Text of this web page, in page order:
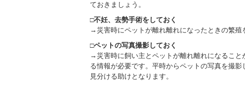
ておきましょう。
□不妊、去勢手術をしておく
→災害時にペットが離れ離れになったときの繁殖
□ペットの写真撮影しておく
→災害時に飼い主とペットが離れ離れになるこ
る情報が必要です。平時からペットの写真を撮
見分ける助けとなります。